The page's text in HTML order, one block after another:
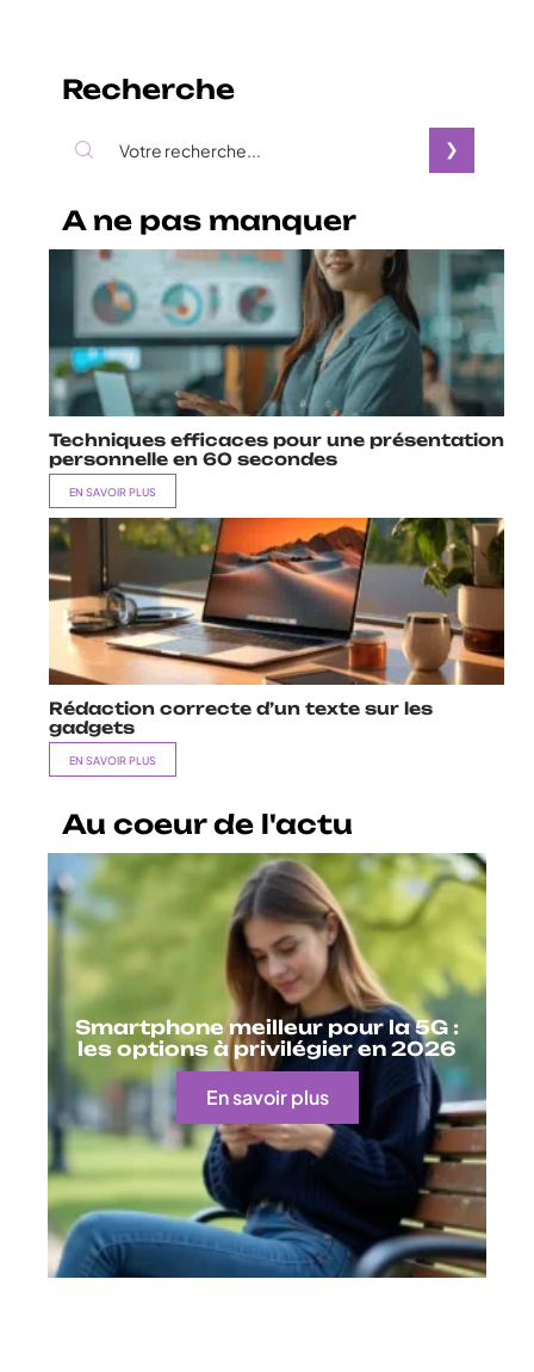
Recherche
A ne pas manquer
Techniques efficaces pour une présentation
personnelle en 60 secondes
EN SAVOIR PLUS
Rédaction correcte d’un texte sur les
gadgets
EN SAVOIR PLUS
Au coeur de l'actu
Smartphone meilleur pour la 5G :
les options à privilégier en 2026
En savoir plus